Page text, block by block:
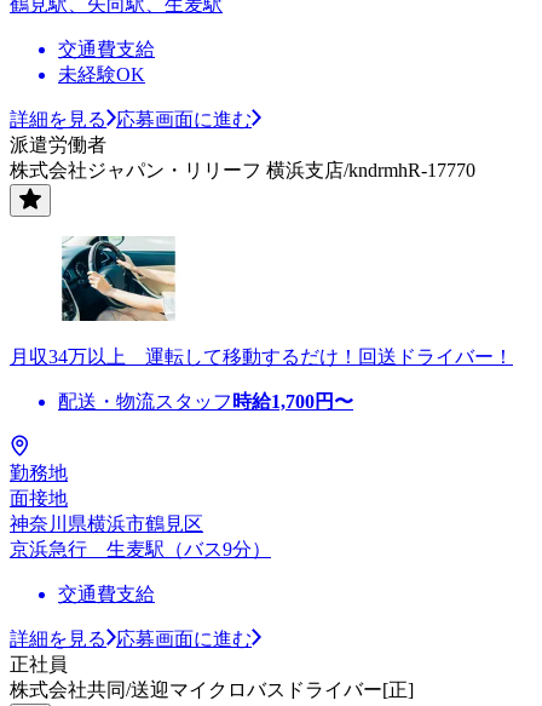
交通費支給
未経験OK
詳細を見る
応募画面に進む
派遣労働者
株式会社ジャパン・リリーフ 横浜支店/kndrmhR-17770
月収34万以上 運転して移動するだけ！回送ドライバー！
配送・物流スタッフ 時給1,700円〜
勤務地
面接地
神奈川県横浜市鶴見区
京浜急行 生麦駅（バス9分）
交通費支給
詳細を見る
応募画面に進む
正社員
株式会社共同/送迎マイクロバスドライバー[正]